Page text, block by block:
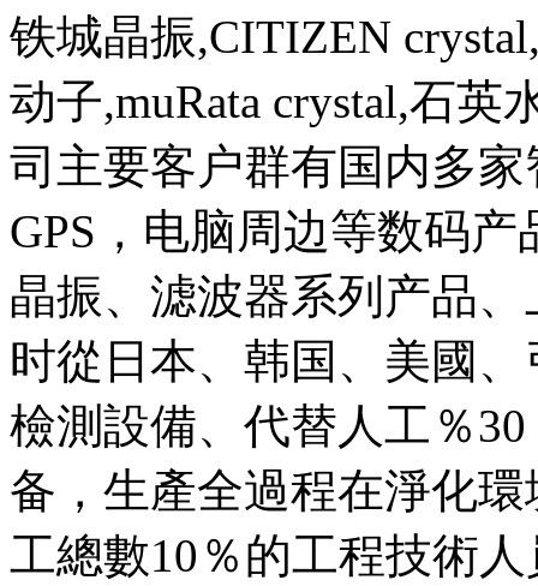
铁城晶振,CITIZEN
动子,muRata crystal,石
司主要客户群有国内多
GPS，电脑周边等数码产
晶振、滤波器系列产品
时從日本、韩国、美國
檢測設備、代替人工％
备，生產全過程在淨化
工總數10％的工程技術